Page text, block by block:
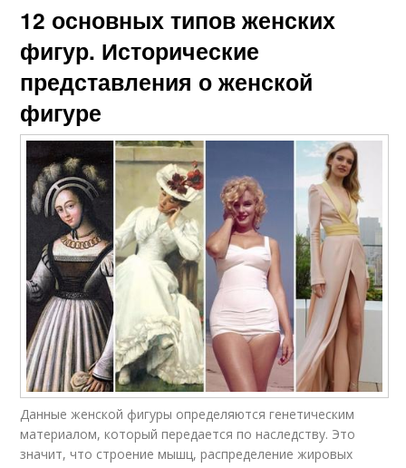
12 основных типов женских
фигур. Исторические
представления о женской
фигуре
Данные женской фигуры определяются генетическим
материалом, который передается по наследству. Это
значит, что строение мышц, распределение жировых